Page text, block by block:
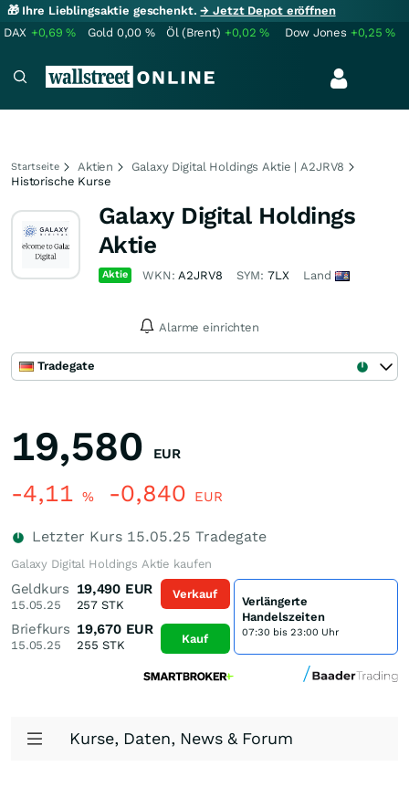
🎁 Ihre Lieblingsaktie geschenkt.→ Jetzt Depot eröffnen
DAX +0,69% Gold 0,00 % Öl (Brent) +0,02% Dow Jones +0,25%
Startseite Aktien
Galaxy Digital Holdings Aktie | A2JRV8
Historische Kurse
Galaxy Digital Holdings
Aktie
Aktie WKN:A2JRV8 SYM: 7LX Land
Alarme einrichten
Tradegate
19,580 EUR
-4,11 % -0,840 EUR
Letzter Kurs 15.05.25 Tradegate
Galaxy Digital Holdings Aktie kaufen
Geldkurs
15.05.25
19,490 EUR
257 STK
Briefkurs
15.05.25
19,670 EUR
255 STK
Verkauf
Kauf
Verlängerte
Handelszeiten
07:30 bis 23:00 Uhr
Kurse, Daten, News & Forum